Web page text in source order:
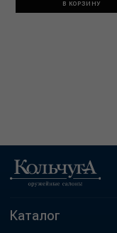
В КОРЗИНУ
Каталог